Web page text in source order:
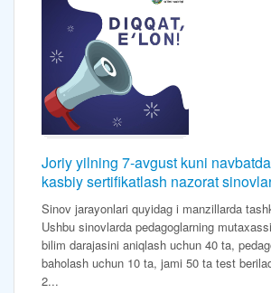
Joriy yilning 7-avgust kuni
kasbiy sertifikatlash nazorat
Sinov jarayonlari quyidag i manzillarda
Ushbu sinovlarda pedagoglarning
bilim darajasini aniqlash uchun 40 ta,
baholash uchun 10 ta, jami 50 ta test
2...